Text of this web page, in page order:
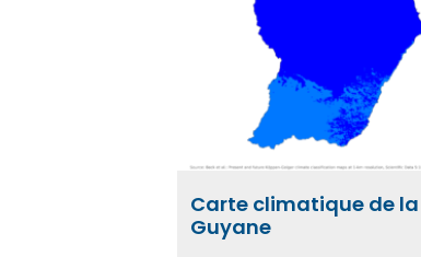
Carte climatique de la
Guyane